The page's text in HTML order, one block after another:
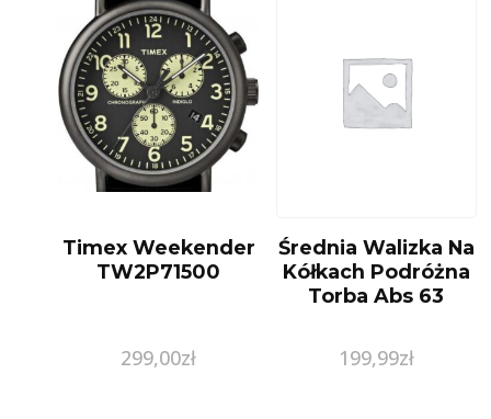
Timex Weekender
TW2P71500
299,00zł
Średnia Walizka Na
Kółkach Podróżna
Torba Abs 63
199,99zł